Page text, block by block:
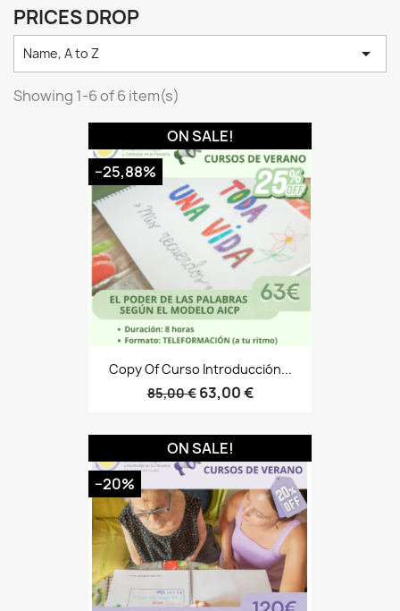
PRICES DROP
Name, A to Z 
Showing 1-6 of 6 item(s)
Copy Of Curso Introducción...
85,00 € 63,00 €
ON SALE!
−25,88%
ON SALE!
−20%